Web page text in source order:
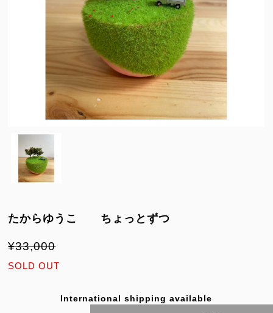
たからゆうこ ちょっとずつ
¥33,000
SOLD OUT
International shipping available